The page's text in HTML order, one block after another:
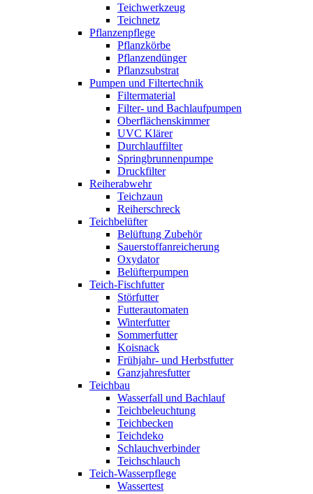
Teichwerkzeug
Teichnetz
Pflanzenpflege
Pflanzkörbe
Pflanzendünger
Pflanzsubstrat
Pumpen und Filtertechnik
Filtermaterial
Filter- und Bachlaufpumpen
Oberflächenskimmer
UVC Klärer
Durchlauffilter
Springbrunnenpumpe
Druckfilter
Reiherabwehr
Teichzaun
Reiherschreck
Teichbelüfter
Belüftung Zubehör
Sauerstoffanreicherung
Oxydator
Belüfterpumpen
Teich-Fischfutter
Störfutter
Futterautomaten
Winterfutter
Sommerfutter
Koisnack
Frühjahr- und Herbstfutter
Ganzjahresfutter
Teichbau
Wasserfall und Bachlauf
Teichbeleuchtung
Teichbecken
Teichdeko
Schlauchverbinder
Teichschlauch
Teich-Wasserpflege
Wassertest